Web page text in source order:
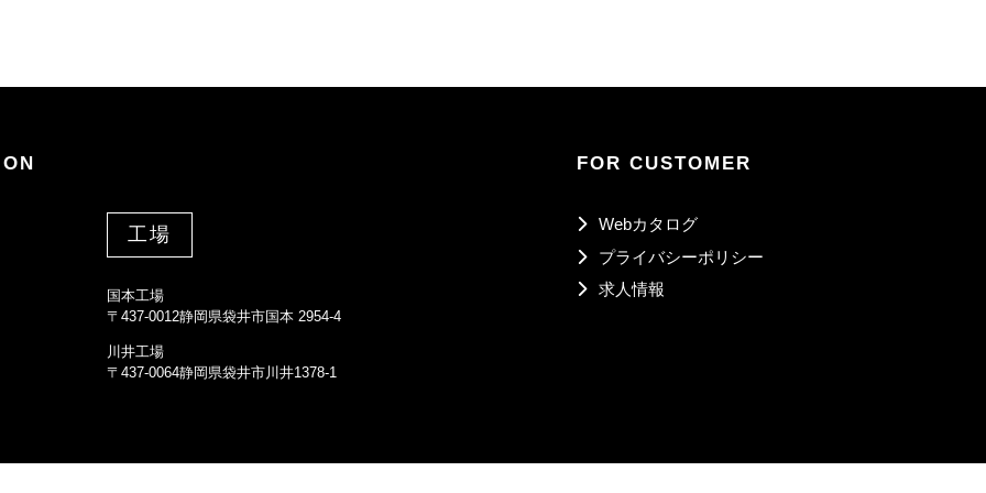
工場
国本工場
〒437-0012静岡県袋井市国本 2954-4
川井工場
〒437-0064静岡県袋井市川井1378-1
FOR CUSTOMER
Webカタログ
プライバシーポリシー
求人情報